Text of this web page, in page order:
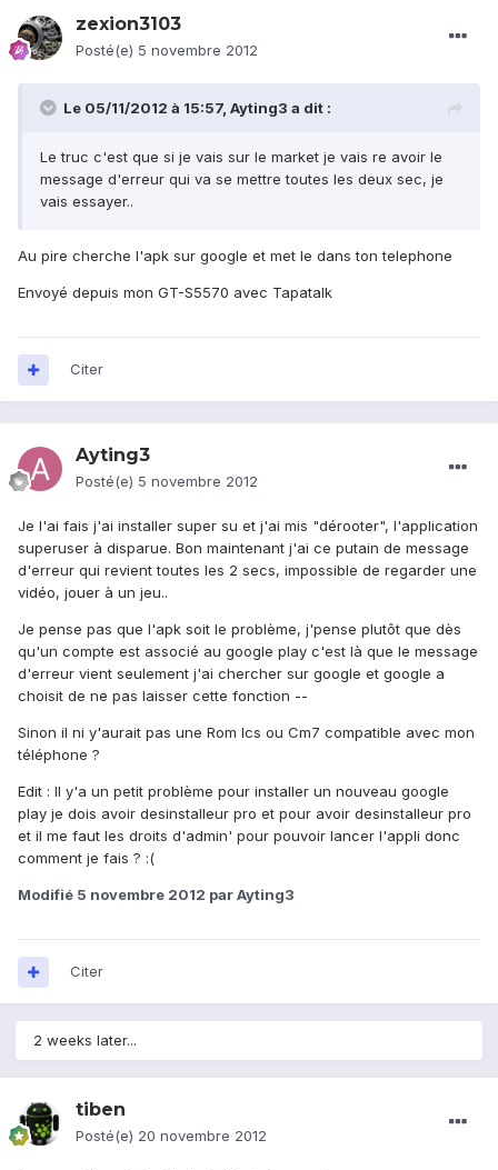
zexion3103
Posté(e) 5 novembre 2012
Le 05/11/2012 à 15:57, Ayting3 a dit :
Le truc c'est que si je vais sur le market je vais re avoir le
message d'erreur qui va se mettre toutes les deux sec, je
vais essayer..
Au pire cherche l'apk sur google et met le dans ton telephone
Envoyé depuis mon GT-S5570 avec Tapatalk
Citer
Ayting3
Posté(e) 5 novembre 2012
Je l'ai fais j'ai installer super su et j'ai mis "dérooter", l'application
superuser à disparue. Bon maintenant j'ai ce putain de message
d'erreur qui revient toutes les 2 secs, impossible de regarder une
vidéo, jouer à un jeu..
Je pense pas que l'apk soit le problème, j'pense plutôt que dès
qu'un compte est associé au google play c'est là que le message
d'erreur vient seulement j'ai chercher sur google et google a
choisit de ne pas laisser cette fonction --
Sinon il ni y'aurait pas une Rom Ics ou Cm7 compatible avec mon
téléphone ?
Edit : Il y'a un petit problème pour installer un nouveau google
play je dois avoir desinstalleur pro et pour avoir desinstalleur pro
et il me faut les droits d'admin' pour pouvoir lancer l'appli donc
comment je fais ? :(
Modifié 5 novembre 2012 par Ayting3
Citer
2 weeks later...
tiben
Posté(e) 20 novembre 2012